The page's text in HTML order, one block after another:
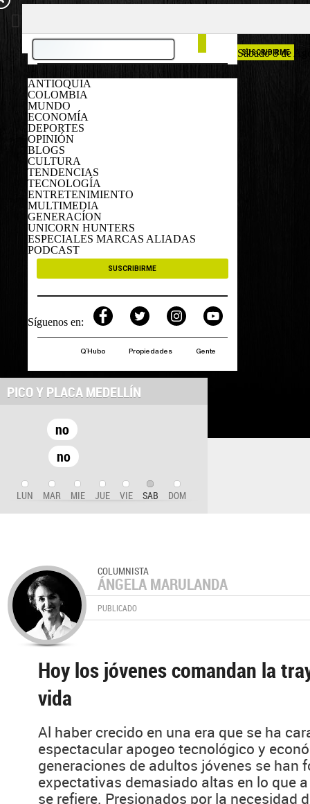
ANTIOQUIA
COLOMBIA
MUNDO
ECONOMÍA
DEPORTES
OPINIÓN
BLOGS
CULTURA
TENDENCIAS
TECNOLOGÍA
ENTRETENIMIENTO
MULTIMEDIA
GENERACÍON
UNICORN HUNTERS
ESPECIALES MARCAS ALIADAS
PODCAST
SUSCRIBIRME
Síguenos en:
Q´Hubo Propiedades Gente
Sábado 8 de
SUSCRIBIRME
PICO Y PLACA MEDELLÍN
no
no
LUN MAR MIE JUE VIE SAB DOM
COLUMNISTA
ÁNGELA MARULANDA
PUBLICADO
Hoy los jóvenes comandan la
vida
Al haber crecido en una era que se ha
espectacular apogeo tecnológico y
generaciones de adultos jóvenes se han
expectativas demasiado altas en lo que
se refiere. Presionados por la necesidad